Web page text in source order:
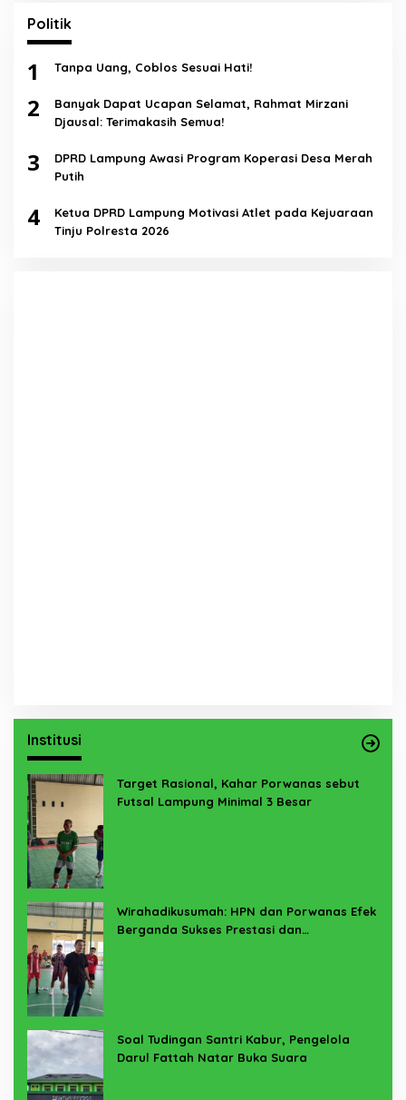
Politik
1 Tanpa Uang, Coblos Sesuai Hati!
2
Banyak Dapat Ucapan Selamat, Rahmat Mirzani
Djausal: Terimakasih Semua!
3
DPRD Lampung Awasi Program Koperasi Desa Merah
Putih
4
Ketua DPRD Lampung Motivasi Atlet pada Kejuaraan
Tinju Polresta 2026
Institusi
Target Rasional, Kahar Porwanas sebut
Futsal Lampung Minimal 3 Besar
Wirahadikusumah: HPN dan Porwanas Efek
Berganda Sukses Prestasi dan
Soal Tudingan Santri Kabur, Pengelola
Darul Fattah Natar Buka Suara